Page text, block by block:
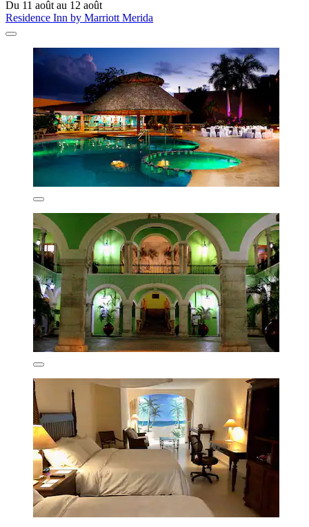
Du 11 août au 12 août
Residence Inn by Marriott Merida